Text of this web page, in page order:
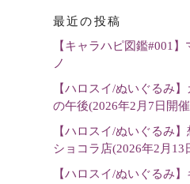
を
選
最近の投稿
【キャラハピ図鑑#001
ノ
【ハロスイ/ぬいぐるみ
の午後(2026年2月7日開
【ハロスイ/ぬいぐるみ
ショコラ店(2026年2月13
【ハロスイ/ぬいぐるみ